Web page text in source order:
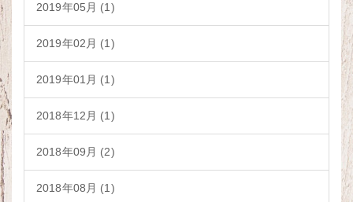
2019年05月 (1)
2019年02月 (1)
2019年01月 (1)
2018年12月 (1)
2018年09月 (2)
2018年08月 (1)